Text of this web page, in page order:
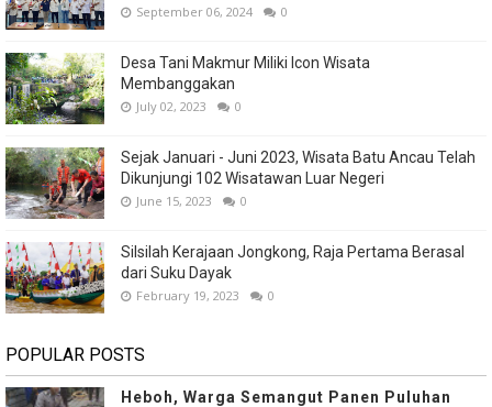
September 06, 2024 0
Desa Tani Makmur Miliki Icon Wisata
Membanggakan
July 02, 2023 0
Sejak Januari - Juni 2023, Wisata Batu Ancau Telah
Dikunjungi 102 Wisatawan Luar Negeri
June 15, 2023 0
Silsilah Kerajaan Jongkong, Raja Pertama Berasal
dari Suku Dayak
February 19, 2023 0
POPULAR POSTS
Heboh, Warga Semangut Panen Puluhan